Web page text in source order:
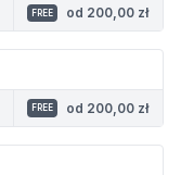
FREE od 200,00 zł
FREE od 200,00 zł